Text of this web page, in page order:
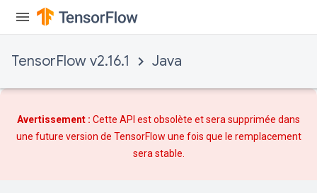
TensorFlow v2.16.1 Java
Avertissement : Cette API est obsolète et sera supprimée dans
une future version de TensorFlow une fois que le remplacement
sera stable.